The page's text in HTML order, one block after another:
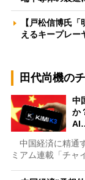
【戸松信博氏
えるキープレ
田代尚機の
中
か
中国経済に精通
ミアム連載「チャ